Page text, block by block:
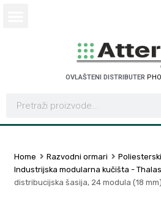
OVLAŠTENI DISTRIBUTER PHO
Home Razvodni ormari
Industrijska modularna kučišta -
distribucijska šasija, 24 modula (18